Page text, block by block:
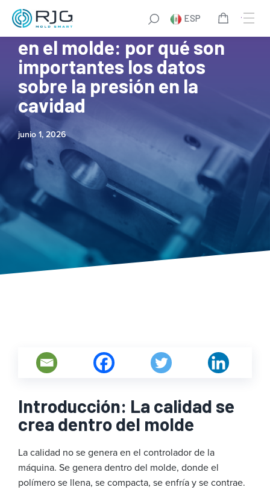
ESP
La fuente de la verdad está
en el molde: por qué son
importantes los datos
sobre la presión en la
cavidad
junio 1, 2026
Introducción: La calidad se
crea dentro del molde
La calidad no se genera en el controlador de la
máquina. Se genera dentro del molde, donde el
polímero se llena, se compacta, se enfría y se contrae.